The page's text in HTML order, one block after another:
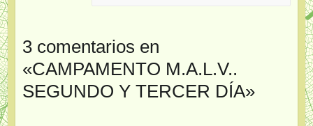
3 comentarios en
«CAMPAMENTO M.A.L.V..
SEGUNDO Y TERCER DÍA»